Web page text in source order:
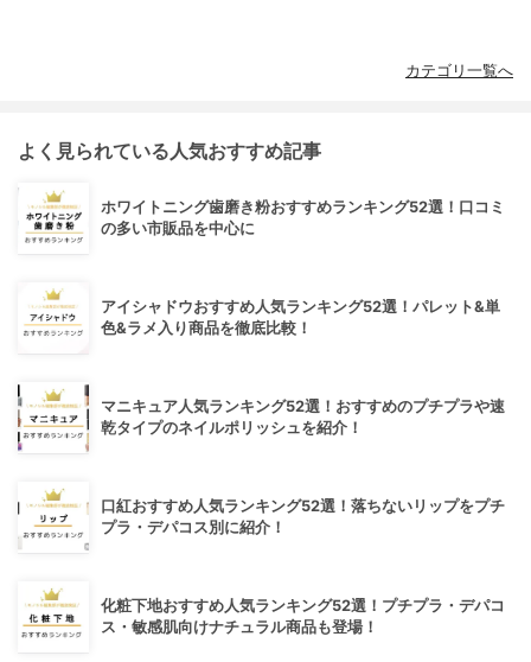
カテゴリ一覧へ
よく見られている人気おすすめ記事
ホワイトニング歯磨き粉おすすめランキング52選！口コミ
の多い市販品を中心に
アイシャドウおすすめ人気ランキング52選！パレット&単
色&ラメ入り商品を徹底比較！
マニキュア人気ランキング52選！おすすめのプチプラや速
乾タイプのネイルポリッシュを紹介！
口紅おすすめ人気ランキング52選！落ちないリップをプチ
プラ・デパコス別に紹介！
化粧下地おすすめ人気ランキング52選！プチプラ・デパコ
ス・敏感肌向けナチュラル商品も登場！